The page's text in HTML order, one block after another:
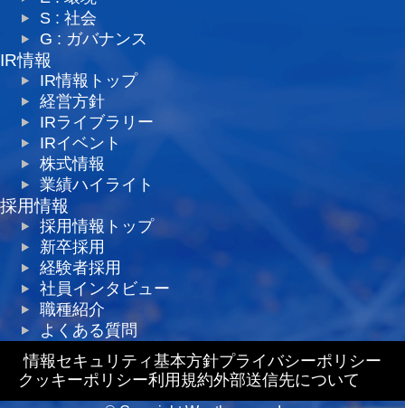
S : 社会
G : ガバナンス
IR情報
IR情報トップ
経営方針
IRライブラリー
IRイベント
株式情報
業績ハイライト
採用情報
採用情報トップ
新卒採用
経験者採用
社員インタビュー
職種紹介
よくある質問
情報セキュリティ基本方針プライバシーポリシー
クッキーポリシー利用規約外部送信先について